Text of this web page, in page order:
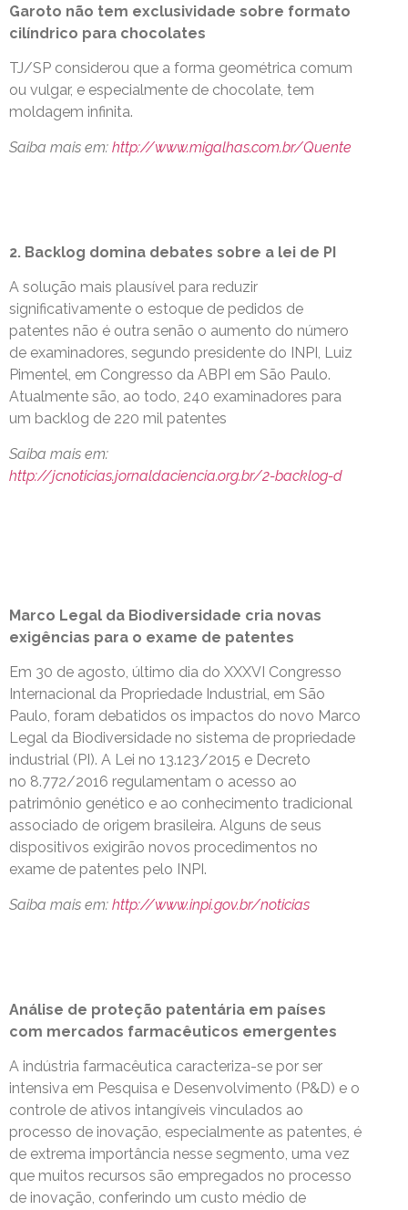
Garoto não tem exclusividade sobre formato
cilíndrico para chocolates
TJ/SP considerou que a forma geométrica comum
ou vulgar, e especialmente de chocolate, tem
moldagem infinita.
Saiba mais em: http://www.migalhas.com.br/Quente
2. Backlog domina debates sobre a lei de PI
A solução mais plausível para reduzir
significativamente o estoque de pedidos de
patentes não é outra senão o aumento do número
de examinadores, segundo presidente do INPI, Luiz
Pimentel, em Congresso da ABPI em São Paulo.
Atualmente são, ao todo, 240 examinadores para
um backlog de 220 mil patentes
Saiba mais em:
http://jcnoticias.jornaldaciencia.org.br/2-backlog-d
Marco Legal da Biodiversidade cria novas
exigências para o exame de patentes
Em 30 de agosto, último dia do XXXVI Congresso
Internacional da Propriedade Industrial, em São
Paulo, foram debatidos os impactos do novo Marco
Legal da Biodiversidade no sistema de propriedade
industrial (PI). A Lei no 13.123/2015 e Decreto
no 8.772/2016 regulamentam o acesso ao
patrimônio genético e ao conhecimento tradicional
associado de origem brasileira. Alguns de seus
dispositivos exigirão novos procedimentos no
exame de patentes pelo INPI.
Saiba mais em: http://www.inpi.gov.br/noticias
Análise de proteção patentária em países
com mercados farmacêuticos emergentes
A indústria farmacêutica caracteriza-se por ser
intensiva em Pesquisa e Desenvolvimento (P&D) e o
controle de ativos intangíveis vinculados ao
processo de inovação, especialmente as patentes, é
de extrema importância nesse segmento, uma vez
que muitos recursos são empregados no processo
de inovação, conferindo um custo médio de